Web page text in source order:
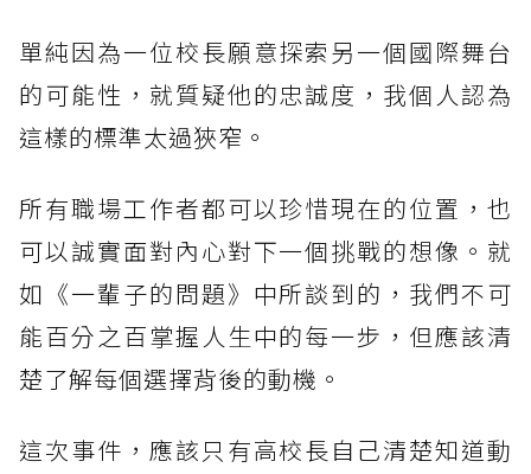
單純因為一位校長願意探索另一個國際舞台
的可能性，就質疑他的忠誠度，我個人認為
這樣的標準太過狹窄。
所有職場工作者都可以珍惜現在的位置，也
可以誠實面對內心對下一個挑戰的想像。就
如《一輩子的問題》中所談到的，我們不可
能百分之百掌握人生中的每一步，但應該清
楚了解每個選擇背後的動機。
這次事件，應該只有高校長自己清楚知道動